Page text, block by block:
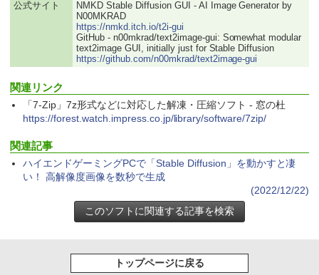
ClaudeCode いちばんやさしい 教科書:
非エンジニア 初心者 素人 でも安心 使い
方 マニュアル AI副業にもコンテンツ作成
にもKindle出版にも！ 非エンジニアのた
めのAIコーディング入門シリーズ
AIイラスト表現辞典: 思い通りの絵を引き
￥480
FM TOWNS ハイパー・カタログ: 本体ハ
￥1,600
￥27,980
Amazon Kindle Paperwhite (16GB) 7イ
ク
￥22,980
Amazon Kindle Colorsoft | 16GBストレ
ージ、防水、7インチカラーディスプレ
イ、色調調節ライト、最大8週間持続バッ
テリー、広告無し、ブラック (2025年発
売)
公式サイト
NMKD Stable Diffusion GUI - AI Image Generator by
N00MKRAD
https://nmkd.itch.io/t2i-gui
GitHub - n00mkrad/text2image-gui: Somewhat modular
text2image GUI, initially just for Stable Diffusion
https://github.com/n00mkrad/text2image-gui
関連リンク
「7-Zip」7z形式などに対応した解凍・圧縮ソフト - 窓の杜
https://forest.watch.impress.co.jp/library/software/7zip/
関連記事
ハイエンドゲーミングPCで「Stable Diffusion」を動かすと凄
い！ 高解像度画像を数秒で生成
(2022/12/22)
トップページに戻る